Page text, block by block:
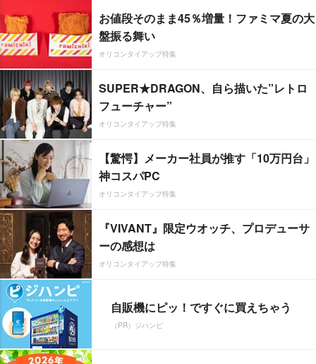
お値段そのまま45％増量！ファミマ夏の大
盤振る舞い
オリコンタイアップ特集
SUPER★DRAGON、自ら描いた”レトロ
フューチャー”
オリコンタイアップ特集
【驚愕】メーカー社員が推す「10万円台」
神コスパPC
オリコンタイアップ特集
『VIVANT』限定ウオッチ、プロデューサ
ーの感想は
オリコンタイアップ特集
自販機にピッ！ですぐに買えちゃう
（PR）ジハンピ